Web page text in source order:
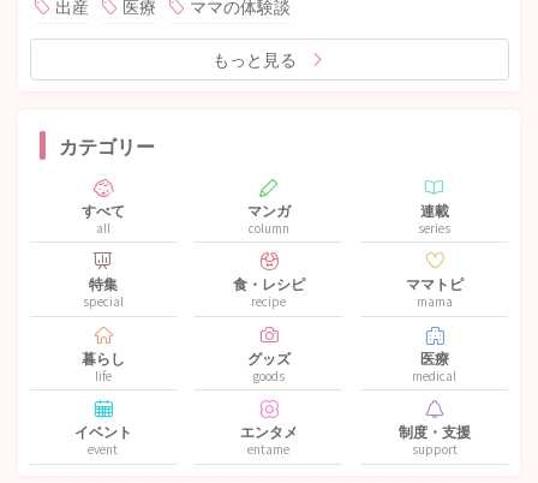
出産 医療 ママの体験談
もっと見る
カテゴリー
すべて
all
マンガ
column
連載
series
特集
special
食・レシピ
recipe
ママトピ
mama
暮らし
life
グッズ
goods
医療
medical
イベント
event
エンタメ
entame
制度・支援
support